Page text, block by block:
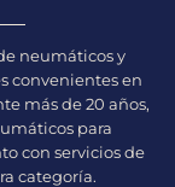
neumáticos y
convenientes en
más de 20 años,
para
con servicios de
categoría.